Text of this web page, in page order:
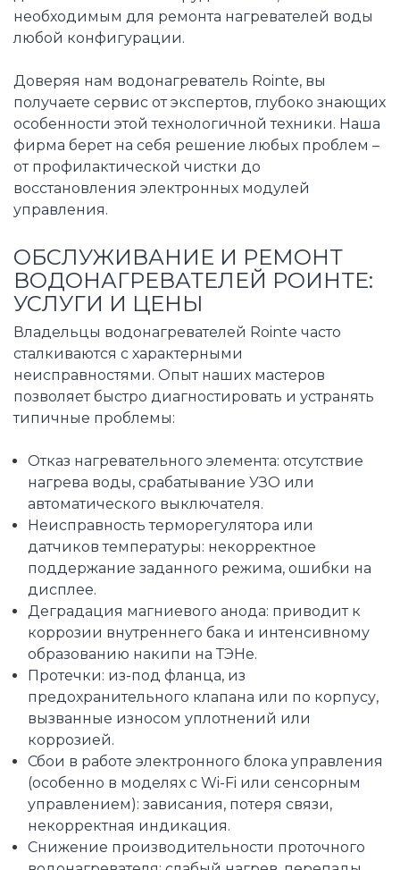
необходимым для ремонта нагревателей воды
любой конфигурации.
Доверяя нам водонагреватель Rointe, вы
получаете сервис от экспертов, глубоко знающих
особенности этой технологичной техники. Наша
фирма берет на себя решение любых проблем –
от профилактической чистки до
восстановления электронных модулей
управления.
ОБСЛУЖИВАНИЕ И РЕМОНТ
ВОДОНАГРЕВАТЕЛЕЙ РОИНТЕ:
УСЛУГИ И ЦЕНЫ
Владельцы водонагревателей Rointe часто
сталкиваются с характерными
неисправностями. Опыт наших мастеров
позволяет быстро диагностировать и устранять
типичные проблемы:
Отказ нагревательного элемента: отсутствие
нагрева воды, срабатывание УЗО или
автоматического выключателя.
Неисправность терморегулятора или
датчиков температуры: некорректное
поддержание заданного режима, ошибки на
дисплее.
Деградация магниевого анода: приводит к
коррозии внутреннего бака и интенсивному
образованию накипи на ТЭНе.
Протечки: из-под фланца, из
предохранительного клапана или по корпусу,
вызванные износом уплотнений или
коррозией.
Сбои в работе электронного блока управления
(особенно в моделях с Wi-Fi или сенсорным
управлением): зависания, потеря связи,
некорректная индикация.
Снижение производительности проточного